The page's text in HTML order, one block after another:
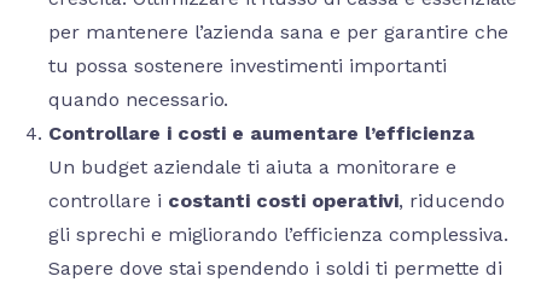
per mantenere l’azienda sana e per garantire che
tu possa sostenere investimenti importanti
quando necessario.
Controllare i costi e aumentare l’efficienza
Un budget aziendale ti aiuta a monitorare e
controllare i costanti costi operativi, riducendo
gli sprechi e migliorando l’efficienza complessiva.
Sapere dove stai spendendo i soldi ti permette di